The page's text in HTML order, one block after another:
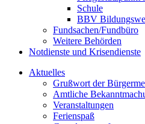
Schule
BBV
Fundsachen/Fundbüro
Weitere Behörden
Notdienste und Krisendienste
Aktuelles
Grußwort der
Amtliche
Veranstaltungen
Ferienspaß